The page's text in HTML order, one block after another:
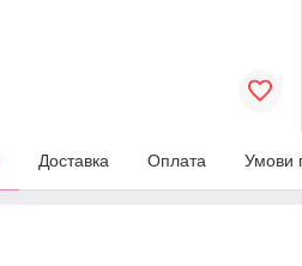
Доставка Оплата Умови